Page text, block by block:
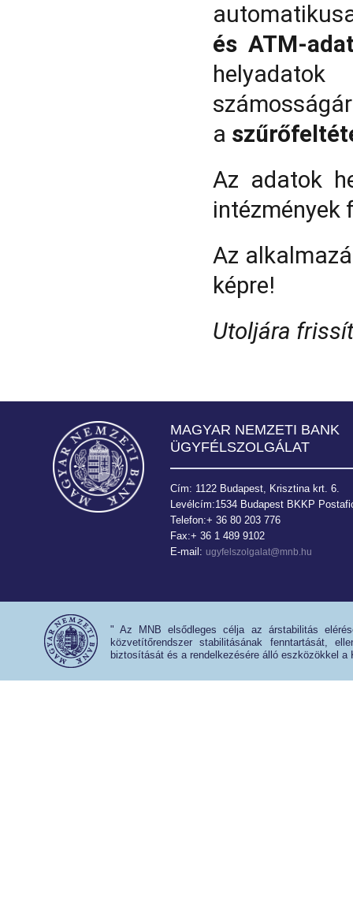
és ATM-
a
Az adatok
intézmények
Az
képre!
Utoljára
MAGYAR NEMZETI BANK
ÜGYFÉLSZOLGÁLAT
Cím: 1122 Budapest, Krisztina krt. 6.
Levélcím:1534 Budapest BKKP
Telefon:+ 36 80 203 776
Fax:+ 36 1 489 9102
E-mail: ugyfelszolgalat@mnb.hu
" Az MNB elsődleges célja az árstabilitás
közvetítőrendszer stabilitásának fenntartását,
biztosítását és a rendelkezésére álló eszközökkel a